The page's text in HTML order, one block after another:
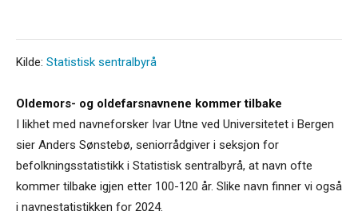
Kilde: Statistisk sentralbyrå
Oldemors- og oldefarsnavnene kommer tilbake
I likhet med navneforsker Ivar Utne ved Universitetet i Bergen
sier Anders Sønstebø, seniorrådgiver i seksjon for
befolkningsstatistikk i Statistisk sentralbyrå, at navn ofte
kommer tilbake igjen etter 100-120 år. Slike navn finner vi også
i navnestatistikken for 2024.